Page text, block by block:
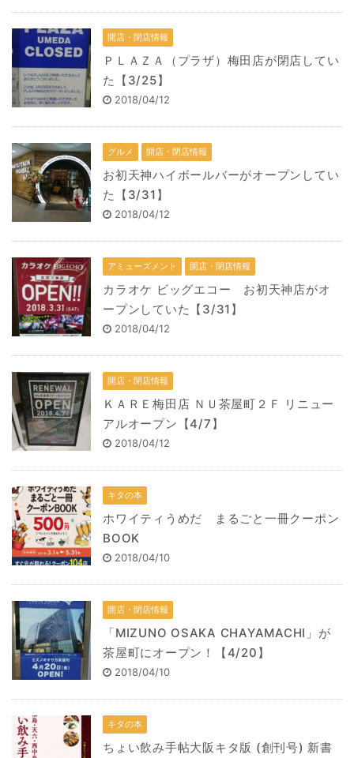
開店・閉店情報
ＰＬＡＺＡ（プラザ）梅田店が閉店してい
た【3/25】
2018/04/12
グルメ 開店・閉店情報
お初天神ハイボールバーがオープンしてい
た【3/31】
2018/04/12
アミューズメント 開店・閉店情報
カラオケ ビッグエコー お初天神店がオ
ープンしていた【3/31】
2018/04/12
開店・閉店情報
ＫＡＲＥ梅田店 ＮＵ茶屋町２Ｆ リニュー
アルオープン【4/7】
2018/04/12
キタの本
ホワイティうめだ まるごと一冊クーポン
BOOK
2018/04/10
開店・閉店情報
「MIZUNO OSAKA CHAYAMACHI」が
茶屋町にオープン！【4/20】
2018/04/10
キタの本
ちょい飲み手帖大阪キタ版 (創刊号) 新書